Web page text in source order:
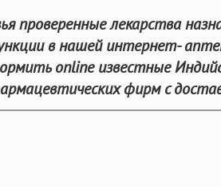
проверенные лекарства
в нашей интернет-
online известные
фирм с